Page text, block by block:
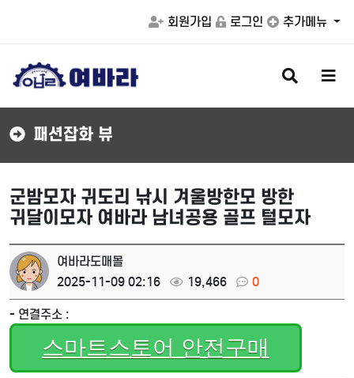
회원가입 로그인 추가메뉴
검
색
버
메
버
패션잡화 뷰
군밤모자 귀도리 낚시 겨울방한모 방한
귀달이모자 여바라 남녀공용 골프 털모자
여바라도매몰
2025-11-09 02:16
19,466 0
- 연결주소 :
스마트스토어 안전구매